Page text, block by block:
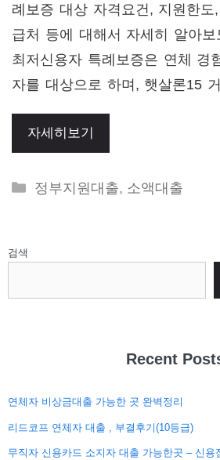
례보증 대상 자격요건, 지원한도
급처 등에 대해서 자세히 알아
최저신용자 특례보증은 연체 경
자를 대상으로 하며, 햇살론15
자세히보기
Categories
정부지원대출, 소액대출
검색
Recent
연체자 비상금대출 가능한 곳 완벽정리
리드코프 연체자 대출 , 부결후기(10등급)
무직자 신용카드 소지자 대출 가능한곳 – 신용